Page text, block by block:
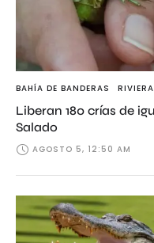
BAHÍA DE BANDERAS
Liberan 180 crías de
Salado
AGOSTO 5, 12:50 AM